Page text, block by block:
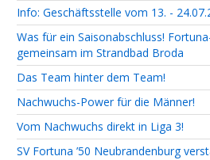
Info: Geschäftsstelle vom 13. -
Was für ein Saisonabschluss!
gemeinsam im Strandbad Broda
Das Team hinter dem Team!
Nachwuchs-Power für die Männer!
Vom Nachwuchs direkt in Liga 3!
SV Fortuna ’50 Neubrandenburg